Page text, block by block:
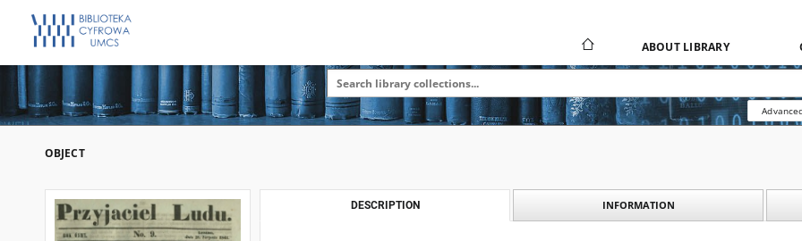
ABOUT LIBRARY
OBJECT
DESCRIPTION INFORMATION